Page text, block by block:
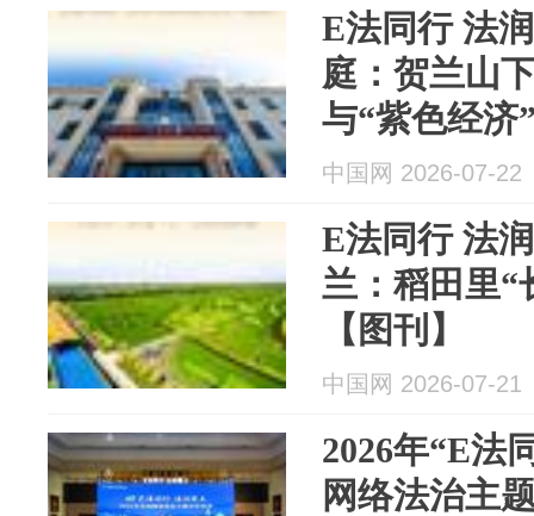
E法同行 法
庭：贺兰山
与“紫色经济
中国网 2026-07-22
E法同行 法
兰：稻田里“
【图刊】
中国网 2026-07-21
2026年“E法
网络法治主